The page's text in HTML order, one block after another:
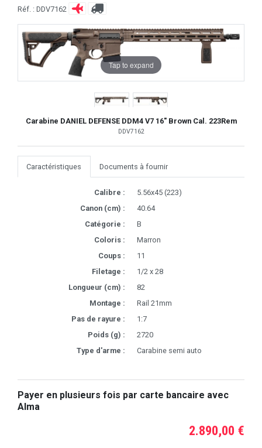
Réf. : DDV7162
Tap to expand
Carabine DANIEL DEFENSE DDM4 V7 16" Brown Cal. 223Rem
DDV7162
Caractéristiques Documents à fournir
Calibre :
5.56x45 (223)
Canon (cm) :
40.64
Catégorie :
B
Coloris :
Marron
Coups :
11
Filetage :
1/2 x 28
Longueur (cm) :
82
Montage :
Rail 21mm
Pas de rayure :
1:7
Poids (g) :
2720
Type d'arme :
Carabine semi auto
Payer en plusieurs fois par carte bancaire avec
Alma
2.890,00 €